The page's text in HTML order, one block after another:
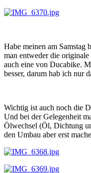
Habe meinen am Samstag
man entweder die
auch eine von Ducabike.
besser, darum hab ich nur
Wichtig ist auch noch die
Und bei der Gelegenheit
Ölwechsel (Öl, Dichtung
den Umbau aber erst